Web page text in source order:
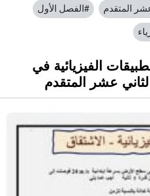
المتقدم #الفصل الأول
الفيزيائية في
عشر المتقدم